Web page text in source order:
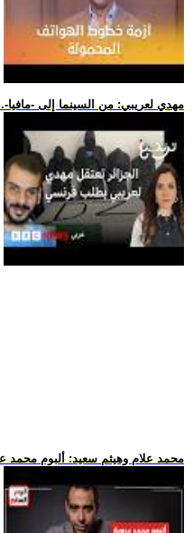
.. مهدي لعريبي: من السينما إلى -
.. محمد علام وهيثم سعيد: ألبوم محمد